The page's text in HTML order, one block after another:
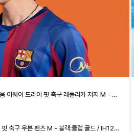
어웨이 드라이 핏 축구 레플리카 저지 M - 스
트:글로벌 블루:라이트 리퀴드 라임 / IB5386
핏 축구 우븐 팬츠 M - 블랙:클럽 골드 / IH129